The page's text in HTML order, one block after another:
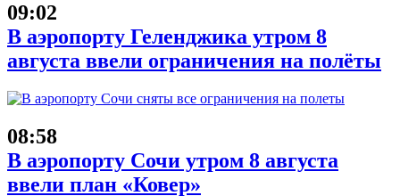
09:02
В аэропорту Геленджика утром 8
августа ввели ограничения на полёты
08:58
В аэропорту Сочи утром 8 августа
ввели план «Ковер»